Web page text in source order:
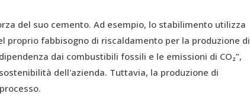
del suo cemento. Ad esempio, lo stabilimento utilizza
proprio fabbisogno di riscaldamento per la produzione di
dai combustibili fossili e le emissioni di CO₂”,
dell'azienda. Tuttavia, la produzione di